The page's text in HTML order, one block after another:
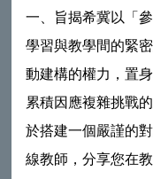
一、旨揭希冀以「
學習與教學間的緊
動建構的權力，置
累積因應複雜挑戰
於搭建一個嚴謹的
線教師，分享您在